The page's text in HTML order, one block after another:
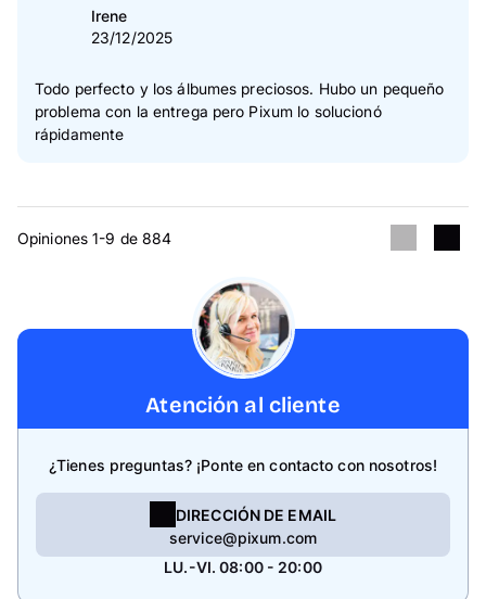
Irene
23/12/2025
Todo perfecto y los álbumes preciosos. Hubo un pequeño
problema con la entrega pero Pixum lo solucionó
rápidamente
Opiniones 1-9 de 884
Atención al cliente
¿Tienes preguntas? ¡Ponte en contacto con nosotros!
DIRECCIÓN DE EMAIL
service@pixum.com
LU.-VI. 08:00 - 20:00